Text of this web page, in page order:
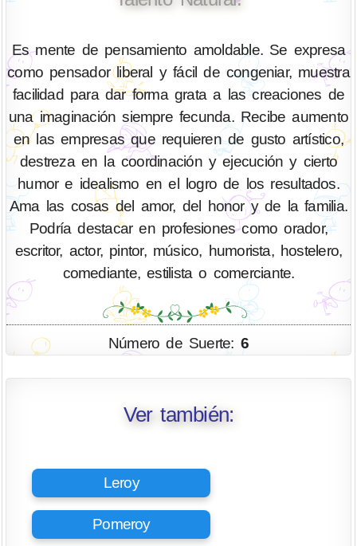
Es mente de pensamiento amoldable. Se expresa
como pensador liberal y fácil de congeniar, muestra
facilidad para dar forma grata a las creaciones de
una imaginación siempre fecunda. Recibe aumento
en las empresas que requieren de gusto artístico,
destreza en la coordinación y ejecución y cierto
humor e idealismo en el logro de los resultados.
Ama las cosas del amor, del honor y de la familia.
Podría destacar en profesiones como orador,
escritor, actor, pintor, músico, humorista, hostelero,
comediante, estilista o comerciante.
Número de Suerte: 6
Ver también:
Leroy
Pomeroy